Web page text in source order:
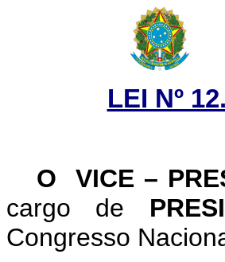
LEI Nº
O VICE –
cargo de
Congresso